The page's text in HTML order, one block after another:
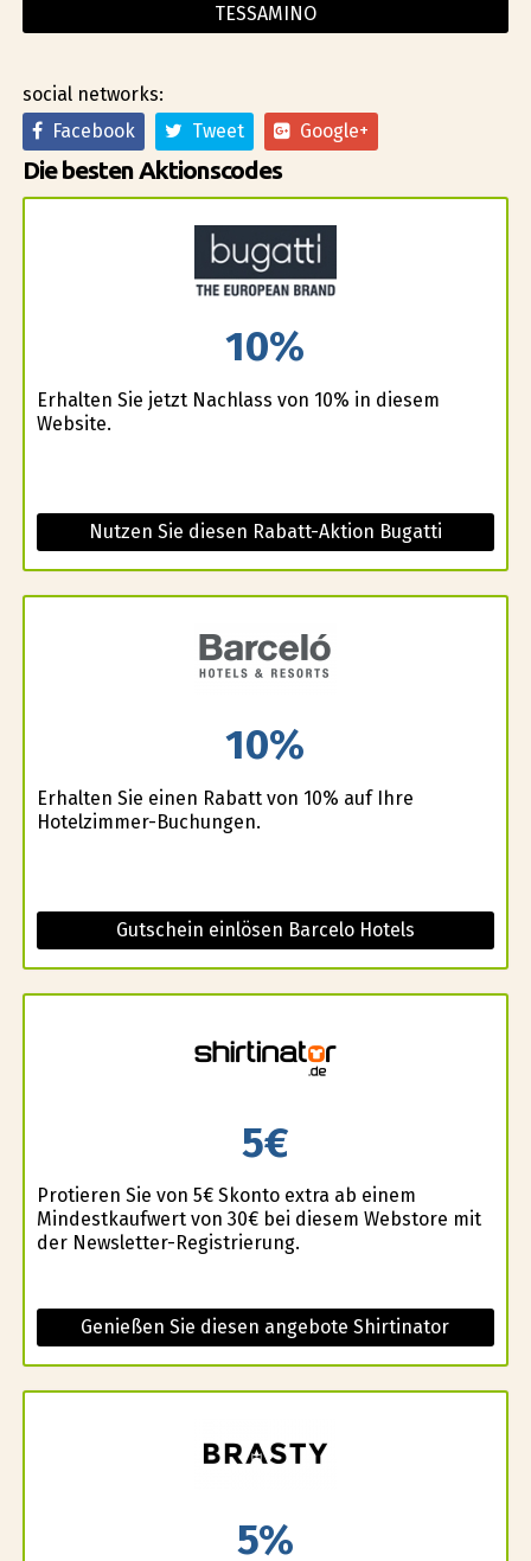
TESSAMINO
social networks:
Facebook
Tweet Google+
Die besten Aktionscodes
10%
Erhalten Sie jetzt Nachlass von 10% in diesem
Website.
Nutzen Sie diesen Rabatt-Aktion Bugatti
10%
Erhalten Sie einen Rabatt von 10% auf Ihre
Hotelzimmer-Buchungen.
Gutschein einlösen Barcelo Hotels
5€
Profitieren Sie von 5€ Skonto extra ab einem
Mindestkaufwert von 30€ bei diesem Webstore mit
der Newsletter-Registrierung.
Genießen Sie diesen angebote Shirtinator
5%